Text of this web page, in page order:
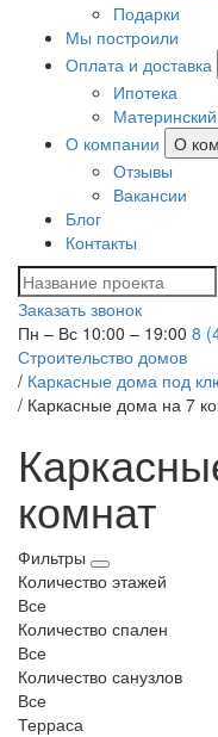
Подарки
Мы построили
Оплата и доставка
Ипотека
О компании
О
Отзывы
Вакансии
Блог
Контакты
Заказать звонок
Пн – Вс 10:00 – 19:00 8
Строительство домов
/ Каркасные дома под
/ Каркасные дома на 7
комнат
Фильтры
Количество этажей
Все
Количество спален
Все
Количество санузлов
Все
Терраса